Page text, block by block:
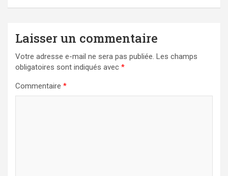
Laisser un commentaire
Votre adresse e-mail ne sera pas publiée. Les champs
obligatoires sont indiqués avec *
Commentaire *